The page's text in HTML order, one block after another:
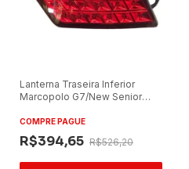
Lanterna Traseira Inferior
Marcopolo G7/New Senior
COMPRE PAGUE
R$394,65 R$526,20